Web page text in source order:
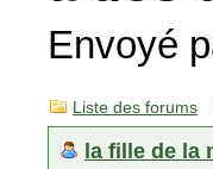
Envoyé
Liste des forums
la fille de la